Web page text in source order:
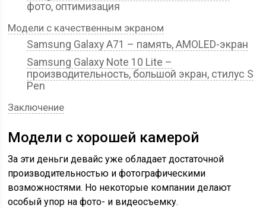
фото, оптимизация
Модели с качественным экраном
Samsung Galaxy A71 – память, AMOLED-экран
Samsung Galaxy Note 10 Lite –
производительность, большой экран, стилус S
Pen
Заключение
Модели с хорошей камерой
За эти деньги девайс уже обладает достаточной
производительностью и фотографическими
возможностями. Но некоторые компании делают
особый упор на фото- и видеосъемку.